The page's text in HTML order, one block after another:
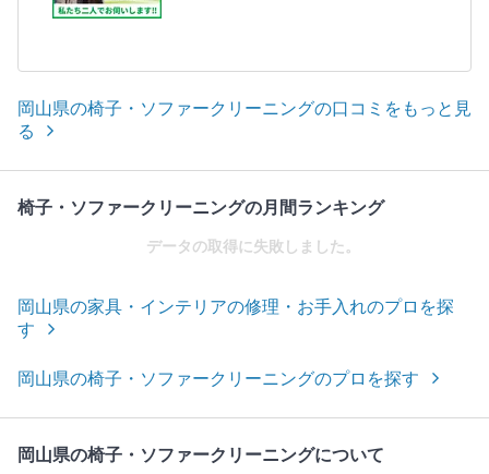
岡山県の椅子・ソファークリーニングの口コミをもっと見
る
椅子・ソファークリーニングの月間ランキング
データの取得に失敗しました。
岡山県の家具・インテリアの修理・お手入れのプロを探
す
岡山県の椅子・ソファークリーニングのプロを探す
岡山県の椅子・ソファークリーニングについて